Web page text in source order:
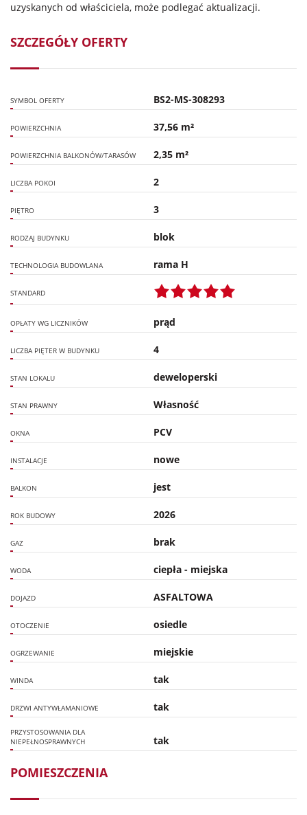
uzyskanych od właściciela, może podlegać aktualizacji.
SZCZEGÓŁY OFERTY
SYMBOL OFERTY BS2-MS-308293
POWIERZCHNIA 37,56 m²
POWIERZCHNIA BALKONÓW/TARASÓW 2,35 m²
LICZBA POKOI 2
PIĘTRO 3
RODZAJ BUDYNKU blok
TECHNOLOGIA BUDOWLANA rama H
STANDARD
OPŁATY WG LICZNIKÓW prąd
LICZBA PIĘTER W BUDYNKU 4
STAN LOKALU deweloperski
STAN PRAWNY Własność
OKNA PCV
INSTALACJE nowe
BALKON jest
ROK BUDOWY 2026
GAZ brak
WODA ciepła - miejska
DOJAZD ASFALTOWA
OTOCZENIE osiedle
OGRZEWANIE miejskie
WINDA tak
DRZWI ANTYWŁAMANIOWE tak
PRZYSTOSOWANIA DLA
NIEPEŁNOSPRAWNYCH
tak
POMIESZCZENIA